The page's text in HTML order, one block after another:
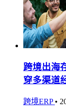
跨境出海
穿多渠道
跨境ERP •